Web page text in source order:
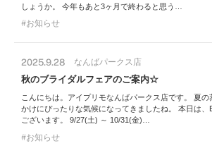
しょうか。 今年もあと3ヶ月で終わると思う…
お知らせ
2025.9.28 なんばパークス店
秋のブライダルフェアのご案内☆
こんにちは。アイプリモなんばパークス店です。 夏
かけにぴったりな気候になってきましたね。 本日は、
ございます。 9/27(土) ～ 10/31(金)…
お知らせ